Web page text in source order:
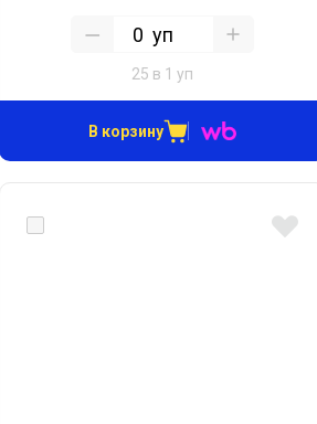
уп
25 в 1 уп
В корзину